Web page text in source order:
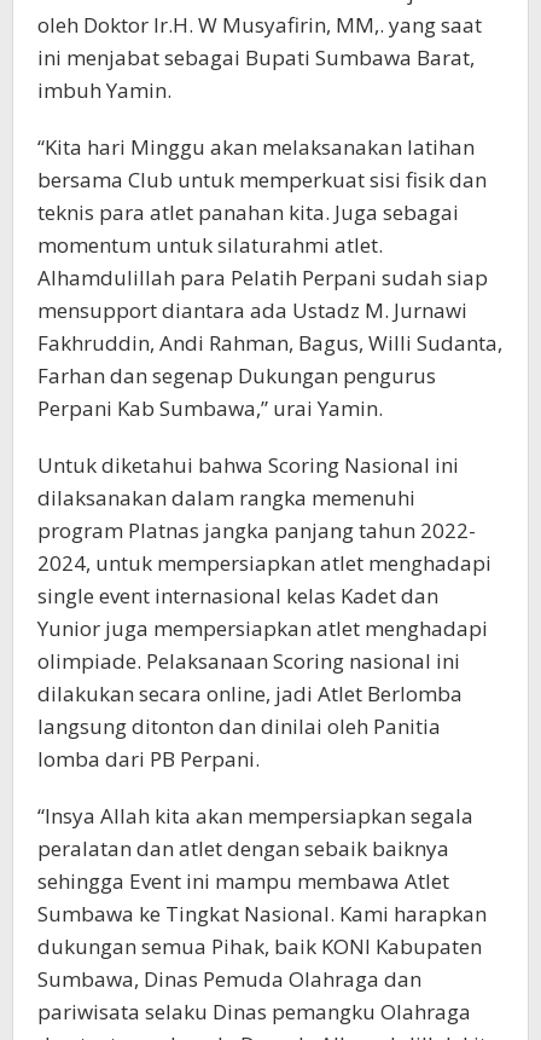
oleh Doktor Ir.H. W Musyafirin, MM,. yang saat
ini menjabat sebagai Bupati Sumbawa Barat,
imbuh Yamin.
“Kita hari Minggu akan melaksanakan latihan
bersama Club untuk memperkuat sisi fisik dan
teknis para atlet panahan kita. Juga sebagai
momentum untuk silaturahmi atlet.
Alhamdulillah para Pelatih Perpani sudah siap
mensupport diantara ada Ustadz M. Jurnawi
Fakhruddin, Andi Rahman, Bagus, Willi Sudanta,
Farhan dan segenap Dukungan pengurus
Perpani Kab Sumbawa,” urai Yamin.
Untuk diketahui bahwa Scoring Nasional ini
dilaksanakan dalam rangka memenuhi
program Platnas jangka panjang tahun 2022-
2024, untuk mempersiapkan atlet menghadapi
single event internasional kelas Kadet dan
Yunior juga mempersiapkan atlet menghadapi
olimpiade. Pelaksanaan Scoring nasional ini
dilakukan secara online, jadi Atlet Berlomba
langsung ditonton dan dinilai oleh Panitia
lomba dari PB Perpani.
“Insya Allah kita akan mempersiapkan segala
peralatan dan atlet dengan sebaik baiknya
sehingga Event ini mampu membawa Atlet
Sumbawa ke Tingkat Nasional. Kami harapkan
dukungan semua Pihak, baik KONI Kabupaten
Sumbawa, Dinas Pemuda Olahraga dan
pariwisata selaku Dinas pemangku Olahraga